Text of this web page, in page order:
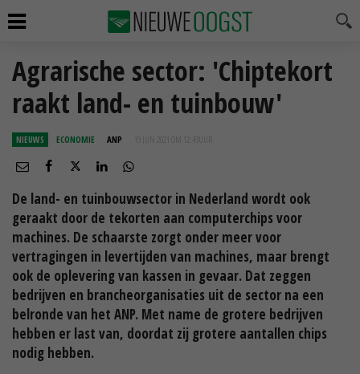
Agrarische sector: 'Chiptekort
raakt land- en tuinbouw'
NIEUWS ECONOMIE ANP 19 JUN 2021 OM 12:43
De land- en tuinbouwsector in Nederland wordt ook
geraakt door de tekorten aan computerchips voor
machines. De schaarste zorgt onder meer voor
vertragingen in levertijden van machines, maar brengt
ook de oplevering van kassen in gevaar. Dat zeggen
bedrijven en brancheorganisaties uit de sector na een
belronde van het ANP. Met name de grotere bedrijven
hebben er last van, doordat zij grotere aantallen chips
nodig hebben.